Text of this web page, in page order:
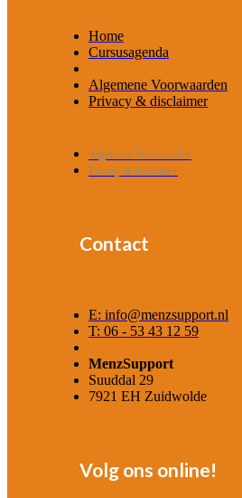
Home
Cursusagenda
Algemene Voorwaarden
Privacy & disclaimer
Algemene Voorwaarden
Privacy & disclaimer
Contact
E: info@menzsupport.nl
T: 06 - 53 43 12 59
MenzSupport
Suuddal 29
7921 EH Zuidwolde
Volg ons online!